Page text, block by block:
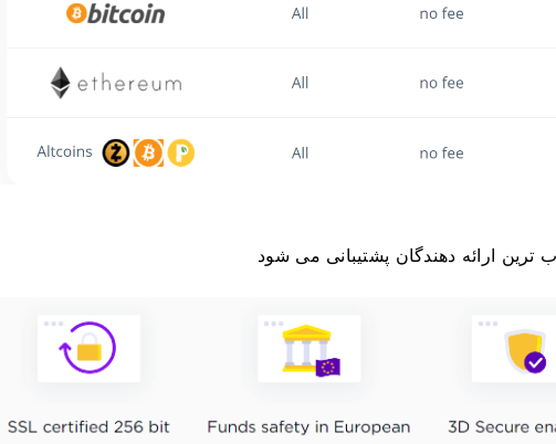
ترین ارائه دهندگان پشتیبانی می شود